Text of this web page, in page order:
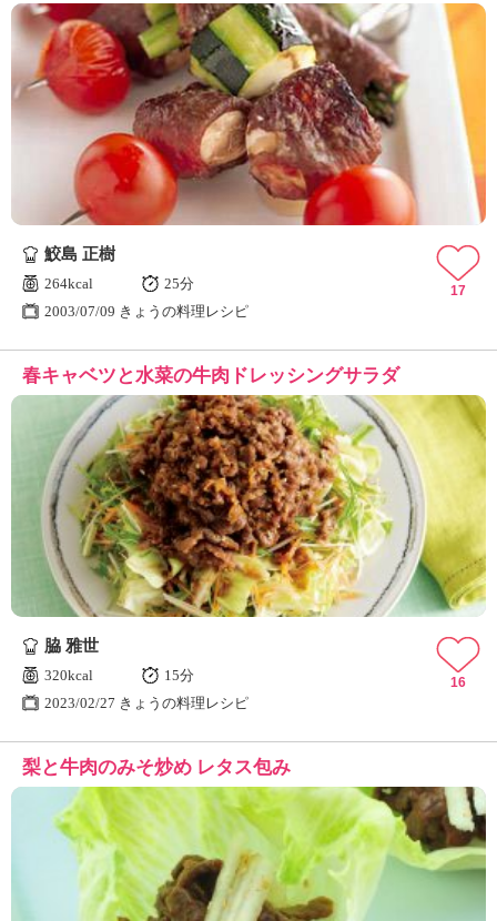
鮫島 正樹
264kcal
25分
2003/07/09 きょうの料理レシピ
17
春キャベツと水菜の牛肉ドレッシングサラダ
脇 雅世
320kcal
15分
2023/02/27 きょうの料理レシピ
16
梨と牛肉のみそ炒め レタス包み